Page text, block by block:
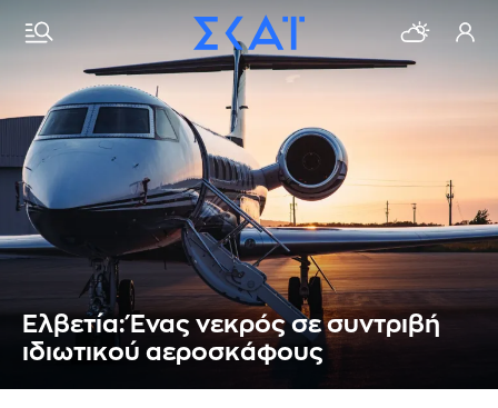
Ελβετία: Ένας νεκρός σε συντριβή
ιδιωτικού αεροσκάφους